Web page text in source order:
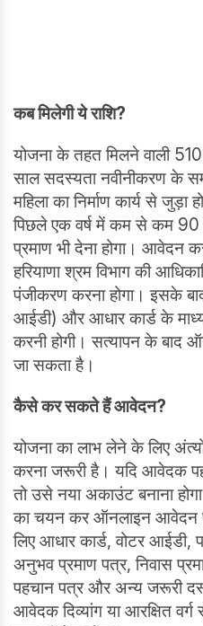
कब मिलेगी ये राशि?
योजना के तहत मिलने वाली
साल सदस्यता नवीनीकरण के
महिला का निर्माण कार्य से
पिछले एक वर्ष में कम से कम 90
प्रमाण भी देना होगा। आवेदन
हरियाणा श्रम विभाग की
पंजीकरण करना होगा। इसके
आईडी) और आधार कार्ड के
करनी होगी। सत्यापन के बाद
जा सकता है।
कैसे कर सकते हैं आवेदन?
योजना का लाभ लेने के लिए
करना जरूरी है। यदि आवेदक
तो उसे नया अकाउंट बनाना
का चयन कर ऑनलाइन आवेदन
लिए आधार कार्ड, वोटर आईडी,
अनुभव प्रमाण पत्र, निवास
पहचान पत्र और अन्य जरूरी
आवेदक दिव्यांग या आरक्षित